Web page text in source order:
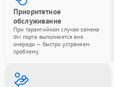
Приоритетное
обслуживание
При гарантийном случае замена
dvi порта выполняется вне
очереди — быстро устраняем
проблему.